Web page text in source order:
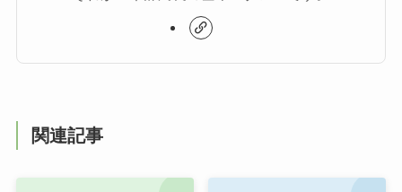
関連記事